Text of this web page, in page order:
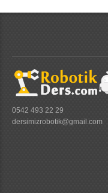
0542 493 22 29
dersimizrobotik@gmail.com